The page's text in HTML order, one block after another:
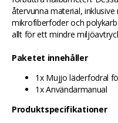
återvunna material,
mikrofiberfoder och
allt för ett mindre
Paketet innehåller
1x Mujjo läderfodral
1x Användarmanual
Produktspecifikationer